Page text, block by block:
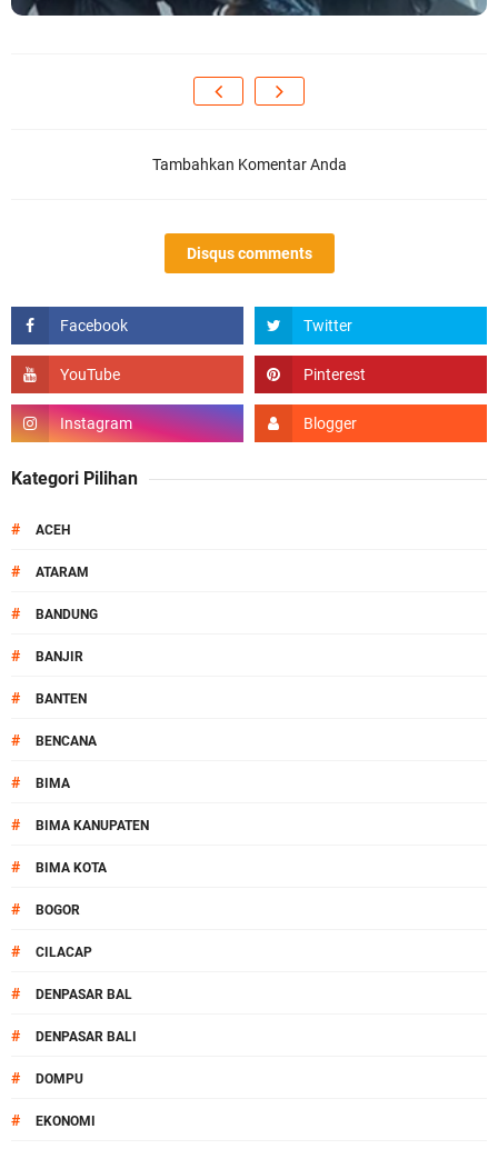
Tambahkan Komentar Anda
Disqus comments
Kategori Pilihan
# ACEH
# ATARAM
# BANDUNG
# BANJIR
# BANTEN
# BENCANA
# BIMA
# BIMA KANUPATEN
# BIMA KOTA
# BOGOR
# CILACAP
# DENPASAR BAL
# DENPASAR BALI
# DOMPU
# EKONOMI